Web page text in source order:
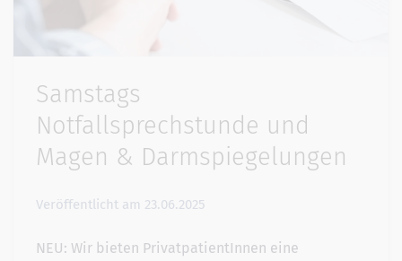
Samstags
Notfallsprechstunde und
Magen & Darmspiegelungen
Veröffentlicht am 23.06.2025
NEU: Wir bieten PrivatpatientInnen eine